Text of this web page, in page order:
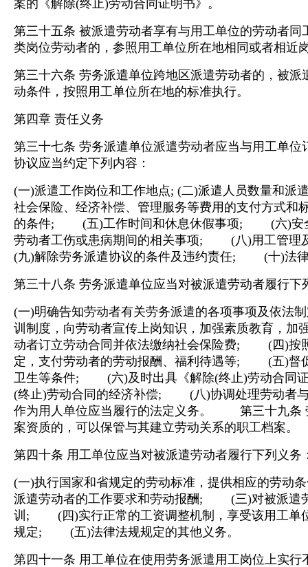
案的《解除(终止)劳动合同证明书》。
第三十五条 被派遣劳动者享有与用工单位的劳动者同
类岗位劳动者的，参照用工单位所在地相同或者相近
第三十六条 劳务派遣单位跨地区派遣劳动者的，被派
动条件，按照用工单位所在地的标准执行。
第四章 责任义务
第三十七条 劳务派遣单位派遣劳动者应当与用工单位
协议应当约定下列内容：
(一)派遣工作岗位和工作地点; (二)派遣人员数量和
社会保险、经济补偿、管理服务等费用的支付方式
的条件; (五)工作时间和休息休假事项; (六)安
劳动者工伤或患病期间的相关事项; (八)用工管
(九)解除劳务派遣协议的条件及违约责任; (十)法律
第三十八条 劳务派遣单位应当对被派遣劳动者履行下
(一)明确告知劳动者有关劳务派遣的各项事项及依
训制度，向劳动者宣传上岗知识，加强素质教育，
动者订立劳动合同并依法缴纳社会保险费; (四)按
定，支付劳动者的劳动报酬、福利待遇等; (五)督
卫生等条件; (六)及时出具《解除(终止)劳动合
(终止)劳动合同的经济补偿; (八)协调处理劳动
作为用人单位应当履行的法定义务。 第三十九条
案资质的，可以保管与其建立劳动关系的职工档案。
第四十条 用工单位应当对被派遣劳动者履行下列义务
(一)执行国家和省规定的劳动标准，提供相应的劳
派遣劳动者的工作要求和劳动报酬; (三)对被派遣
训; (四)实行正常的工资调整机制，享受该用工单
规定; (五)法律法规规定的其他义务。
第四十一条 用工单位在使用劳务派遣用工岗位上实行